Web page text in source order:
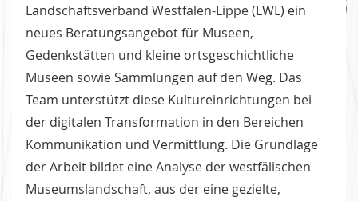
Landschaftsverband Westfalen-Lippe (LWL) ein
neues Beratungsangebot für Museen,
Gedenkstätten und kleine ortsgeschichtliche
Museen sowie Sammlungen auf den Weg. Das
Team unterstützt diese Kultureinrichtungen bei
der digitalen Transformation in den Bereichen
Kommunikation und Vermittlung. Die Grundlage
der Arbeit bildet eine Analyse der westfälischen
Museumslandschaft, aus der eine gezielte,